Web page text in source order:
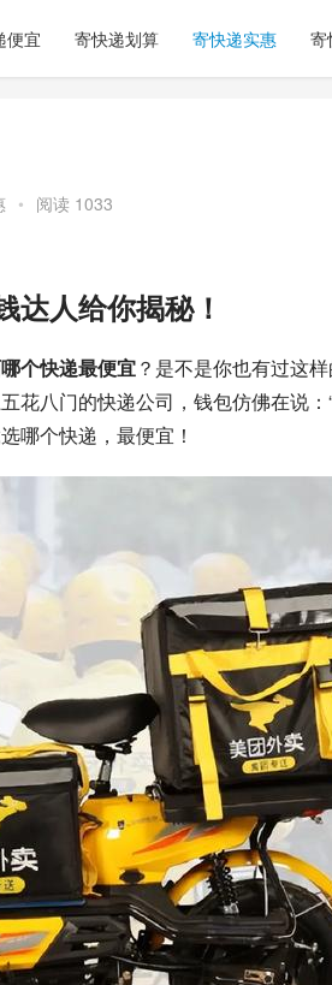
便宜 寄快递划算 寄快递实惠 寄
• 阅读 1033
达人给你揭秘！
个快递最便宜？是不是你也有过这
花八门的快递公司，钱包仿佛在说：
哪个快递，最便宜！